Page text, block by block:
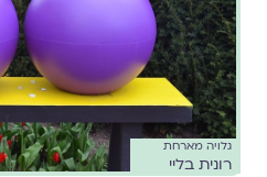
גלויה מארחת
רונית בליי